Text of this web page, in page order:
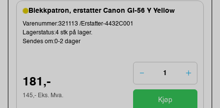
Blekkpatron, erstatter Canon Gi-56 Y Yellow
Varenummer:321113 /Erstatter-4432C001
Lagerstatus:4 stk på lager.
Sendes om:0-2 dager
181,-
145,- Eks. Mva.
Kjøp